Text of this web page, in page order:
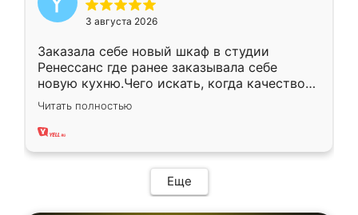
3 августа 2026
Заказала себе новый шкаф в студии
Ренессанс где ранее заказывала себе
новую кухню.Чего искать, когда качеством
вполне довольна. Служит кухня уже почти
два года, нареканий нет.
Читать полностью
Еще